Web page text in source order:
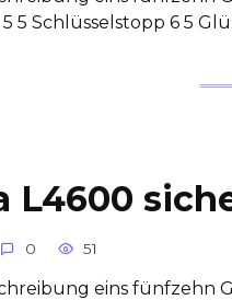
5 Schlüsselstopp 6 5
L4600
0 51
eins fünfzehn